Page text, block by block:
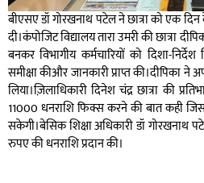
बीएसए डॉ गोरखनाथ पटेल ने छात्रा को एक
दी।कंपोजिट विद्यालय तारा उमरी की छात्रा
बनकर विभागीय कर्मचारियों को दिशा-निर्देश
समीक्षा कीऔर जानकारी प्राप्त की।दीपिका ने
लिया।ज़िलाधिकारी दिनेश चंद्र छात्रा की
11000 धनराशि फिक्स करने की बात कही
सकेगी।बेसिक शिक्षा अधिकारी डॉ गोरखनाथ
रुपए की धनराशि प्रदान की।